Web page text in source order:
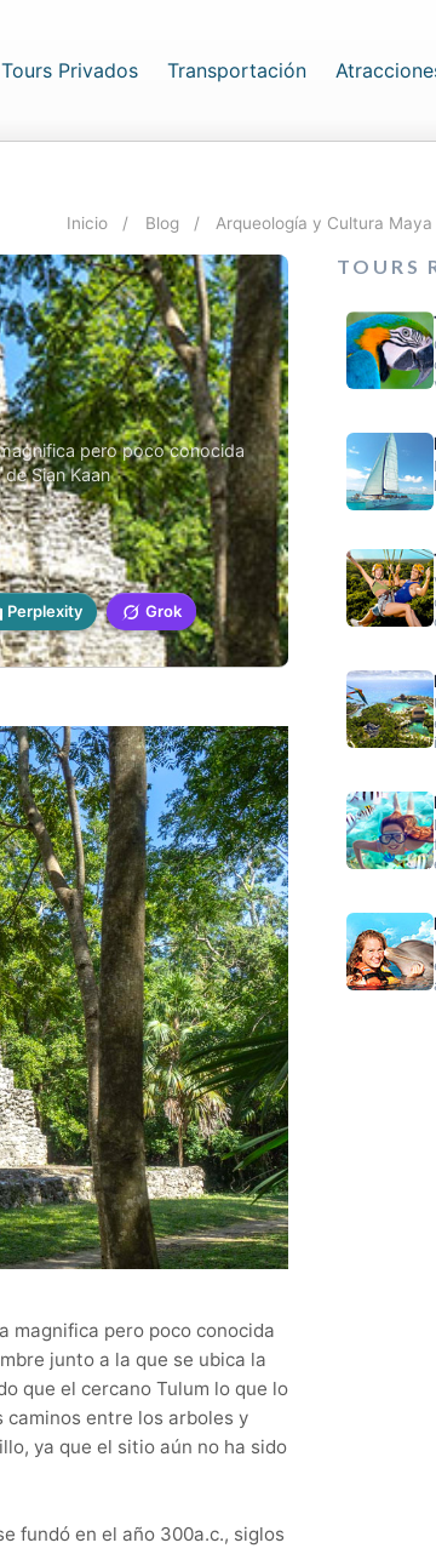
Tours Privados Transportación
Inicio Blog Arqueología y Cultura Maya
pero poco conocida
Sian Kaan
Perplexity Grok
magnifica pero poco conocida
junto a la que se ubica la
que el cercano Tulum lo que lo
entre los arboles y
ya que el sitio aún no ha sido
fundó en el año 300a.c., siglos
TOURS